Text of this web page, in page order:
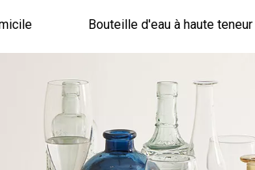
Bouteille d'eau à haute